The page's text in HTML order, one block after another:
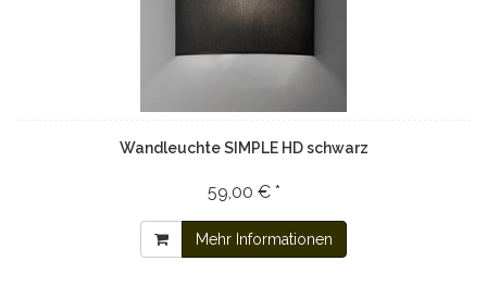
Wandleuchte SIMPLE HD schwarz
59,00 € *
Mehr Informationen